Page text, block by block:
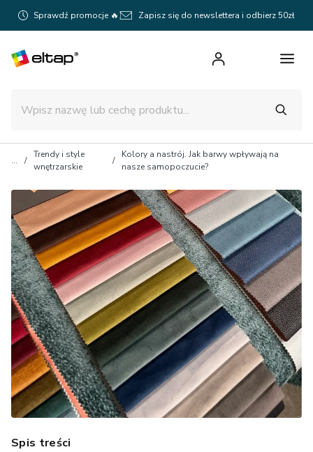
Sprawdź promocje 🔥 Zapisz się do newslettera i odbierz 50zł
Trendy i style
wnętrzarskie
Kolory a nastrój. Jak barwy wpływają na
nasze samopoczucie?
Spis treści